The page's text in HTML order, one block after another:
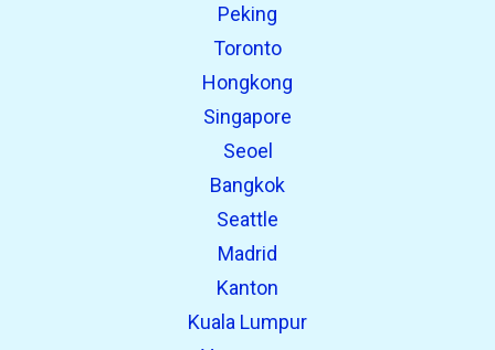
Peking
Toronto
Hongkong
Singapore
Seoel
Bangkok
Seattle
Madrid
Kanton
Kuala Lumpur